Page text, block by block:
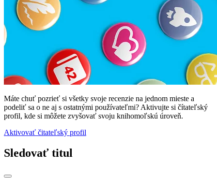
Máte chuť pozrieť si všetky svoje recenzie na jednom mieste a
podeliť sa o ne aj s ostatnými používateľmi? Aktivujte si čítateľský
profil, kde si môžete zvyšovať svoju knihomoľskú úroveň.
Aktivovať čitateľský profil
Sledovať titul